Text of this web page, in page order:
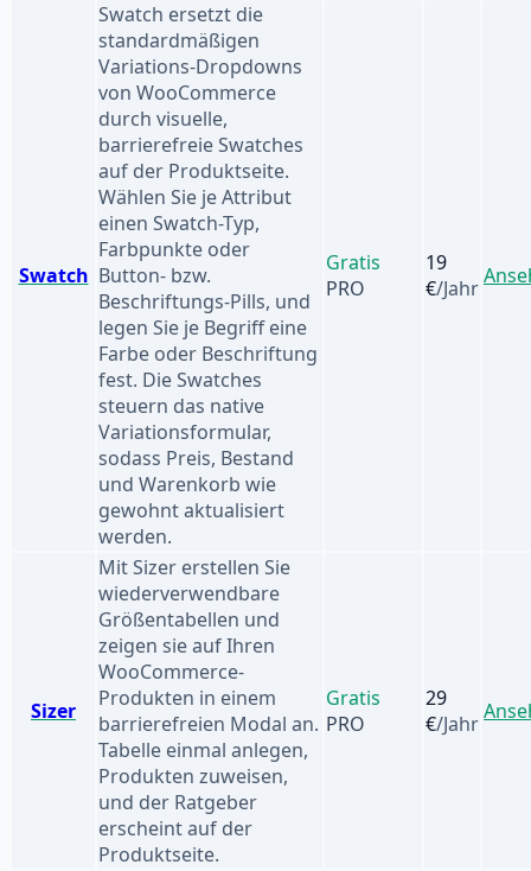
Swatch
Swatch ersetzt die
standardmäßigen
Variations-Dropdowns
von WooCommerce
durch visuelle,
barrierefreie Swatches
auf der Produktseite.
Wählen Sie je Attribut
einen Swatch-Typ,
Farbpunkte oder
Button- bzw.
Beschriftungs-Pills, und
legen Sie je Begriff eine
Farbe oder Beschriftung
fest. Die Swatches
steuern das native
Variationsformular,
sodass Preis, Bestand
und Warenkorb wie
gewohnt aktualisiert
werden.
Gratis
PRO
19
€/Jahr
Sizer
Mit Sizer erstellen Sie
wiederverwendbare
Größentabellen und
zeigen sie auf Ihren
WooCommerce-
Produkten in einem
barrierefreien Modal an.
Tabelle einmal anlegen,
Produkten zuweisen,
und der Ratgeber
erscheint auf der
Produktseite.
Gratis
PRO
29
€/Jahr